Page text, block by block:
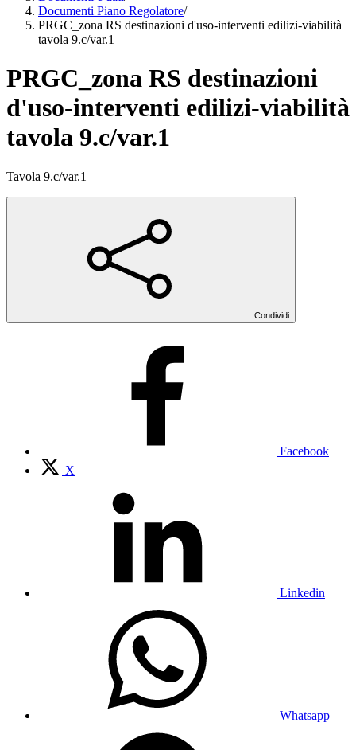
Documenti Piano Regolatore/
PRGC_zona RS destinazioni d'uso-interventi edilizi-viabilità
tavola 9.c/var.1
PRGC_zona RS destinazioni
d'uso-interventi edilizi-viabilità
tavola 9.c/var.1
Tavola 9.c/var.1
Condividi
Facebook
X
Linkedin
Whatsapp